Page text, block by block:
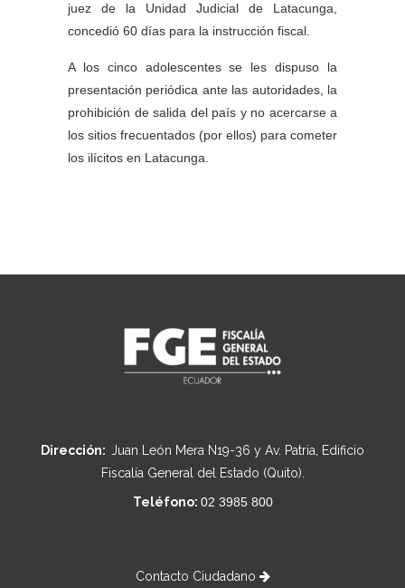
juez de la Unidad Judicial de Latacunga,
concedió 60 días para la instrucción fiscal.
A los cinco adolescentes se les dispuso la
presentación periódica ante las autoridades, la
prohibición de salida del país y no acercarse a
los sitios frecuentados (por ellos) para cometer
los ilícitos en Latacunga.
Dirección: Juan León Mera N19-36 y Av. Patria, Edificio
Fiscalía General del Estado (Quito).
Teléfono: 02 3985 800
Contacto Ciudadano